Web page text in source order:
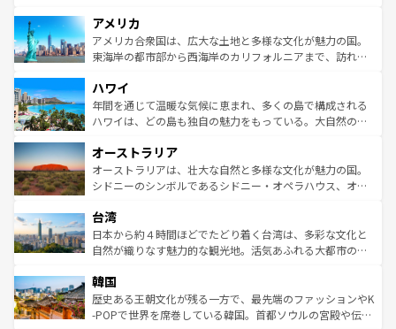
ンツ一覧を参照してほしい。
の建物がそのまま残る町や、スイスならではのユニークな
博物館もあり、アルプス観光だけでなく町歩きも満喫する
ことができる。国民の所得が高いため物価も高いが、旅行
ば市内交通費無料で観光を楽しむこともできる。 なお、新
着のスイス情報はコンテンツ一覧 を参照してほしい。
アメリカ
アメリカ合衆国は、広大な土地と多様な文化が魅力の国。
東海岸の都市部から西海岸のカリフォルニアまで、訪れる
のような巨大都市は、観光、ショッピング、エンターテイ
ンメントが詰まった刺激的なスポットだ。一方、アメリカ
西部には大自然が広がり、グランドキャニオンやイエロー
部のニューオーリンズでは、音楽と美食が融合した独特の
文化が魅力。旅行者はアメリカの各地域で異なる魅力を楽
しみながら、その多様性と豊かな歴史を感じることができ
ならではの贅沢な旅のスタイルだ。 なお、新着のアメリカ
情報はコンテンツ一覧を参照してほしい。
ハワイ
年間を通じて温暖な気候に恵まれ、多くの島で構成される
ハワイは、どの島も独自の魅力をもっている。大自然の神
ワイ島は見逃せない。また、定番の観光地といえばオアフ
島だが、静かな自然を求めるならマウイ島やカウアイ島が
おすすめ。エメラルドグリーンに輝く海をはじめ、豊かな
れるおもてなしの心で訪れる人々を迎えてくれるハワイの
人々、おいしいローカルフードやハワイアンミュージッ
ク、伝統的なフラダンスなど、すべてがハワイの魅力を彩
ワイを、存分に味わってほしい。 なお、新着のハワイ情報
はコンテンツ一覧を参照してほしい。
オーストラリア
オーストラリアは、壮大な自然と多様な文化が魅力の国。
シドニーのシンボルであるシドニー・オペラハウス、オー
リアリーフや大陸中央部にそびえるウルル（エアーズロッ
ク）、タスマニアの美しい原生林やケアンズの熱帯雨林な
ど、見どころがたくさん。また、カフェやワイン、オージ
いる。アクティビティも充実しており、サーフィンやダイ
ビング、ハイキングなど、アウトドア好きにはたまらな
い。オーストラリアの多彩な魅力を存分に味わいつくそ
台湾
日本から約４時間ほどでたどり着く台湾は、多彩な文化と
自然が織りなす魅力的な観光地。活気あふれる大都市の台
ン）、静ひつな山岳地帯である台湾東部など、都市の喧騒
と山間の静けさが共存しており、訪れる人に新しい発見と
驚きをもたらしてくれる。また、奥深い台湾の食文化も魅
韓国
歴史ある王朝文化が残る一方で、最先端のファッションやK
-POPで世界を席巻している韓国。首都ソウルの宮殿や伝統